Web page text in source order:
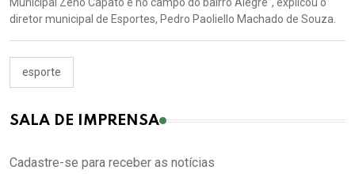
Municipal Zeno Capato e no campo do bairro Alegre", explicou o
diretor municipal de Esportes, Pedro Paoliello Machado de Souza.
esporte
SALA DE IMPRENSA
Cadastre-se para receber as notícias